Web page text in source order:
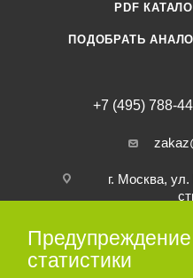
PDF
ПОДОБРАТЬ
+7 (495) 788-
г. Москва,
ПОДПИСАТЬСЯ
статистики